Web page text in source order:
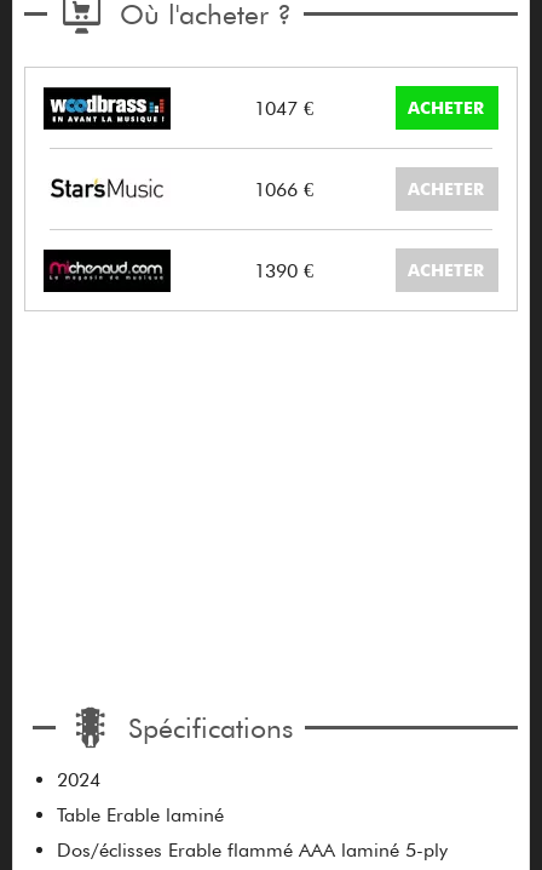
Où l'acheter ?
1047 € ACHETER
1066 € ACHETER
1390 € ACHETER
Spécifications
2024
Table Erable laminé
Dos/éclisses Erable flammé AAA laminé 5-ply